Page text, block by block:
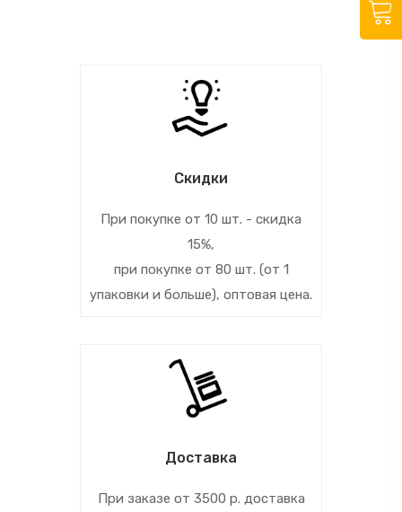
Скидки
При покупке от 10 шт. - скидка
15%,
при покупке от 80 шт. (от 1
упаковки и больше), оптовая цена.
Доставка
При заказе от 3500 р. доставка